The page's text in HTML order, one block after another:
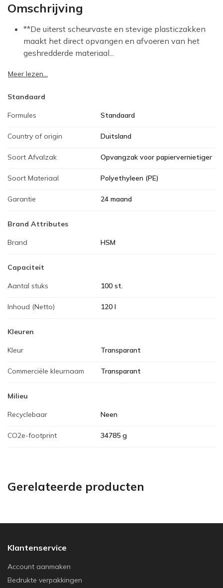
Omschrijving
**De uiterst scheurvaste en stevige plasticzakken
maakt het direct opvangen en afvoeren van het
geshredderde materiaal...
Meer lezen...
Standaard
Formules Standaard
Country of origin Duitsland
Soort Afvalzak Opvangzak voor papiervernietiger
Soort Materiaal Polyethyleen (PE)
Garantie 24 maand
Brand Attributes
Brand HSM
Capaciteit
Aantal stuks 100 st.
Inhoud (Netto) 120 l
Kleuren
Kleur Transparant
Commerciële kleurnaam Transparant
Milieu
Recyclebaar Neen
CO2e-footprint 34785 g
Gerelateerde producten
Klantenservice
Account aanmaken
Bedrukte verpakkingen